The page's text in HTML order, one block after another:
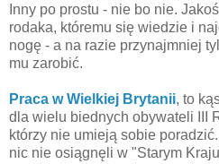
Inny po prostu - nie bo nie.
rodaka, któremu się wiedzie i
nogę - a na razie przynajmniej
mu zarobić.
Praca w Wielkiej Brytanii, to
dla wielu biednych obywateli III
którzy nie umieją sobie
nic nie osiągnęli w "Starym